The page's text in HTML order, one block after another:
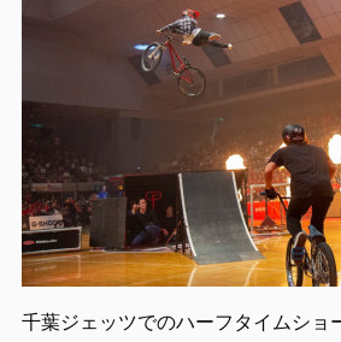
千葉ジェッツでのハーフタイムショ